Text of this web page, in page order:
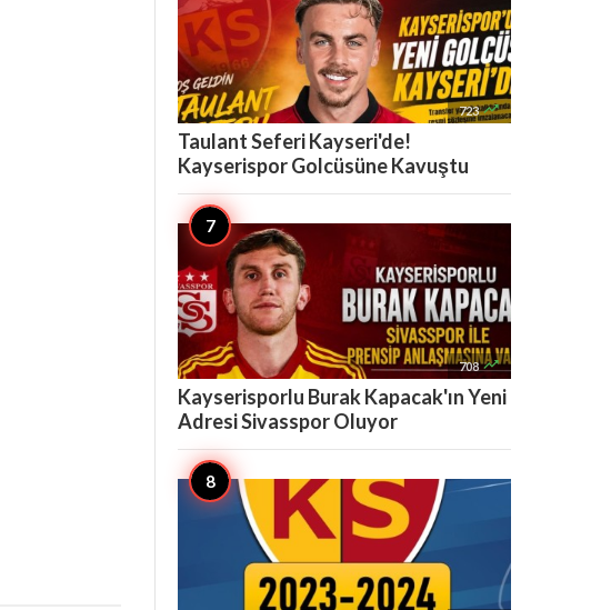
723 
Taulant Seferi Kayseri'de!
Kayserispor Golcüsüne Kavuştu
708 
Kayserisporlu Burak Kapacak'ın Yeni
Adresi Sivasspor Oluyor